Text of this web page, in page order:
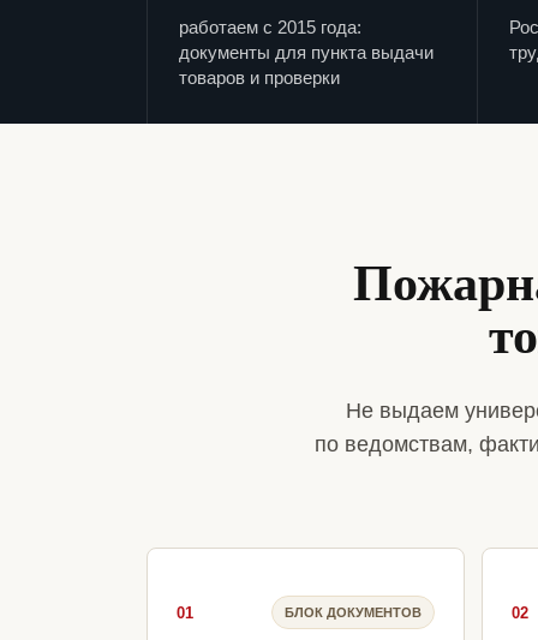
работаем с 2015 года:
документы для пункта выдачи
товаров и проверки
Не выдаем
по ведомствам,
01 БЛОК ДОКУМЕНТОВ 02